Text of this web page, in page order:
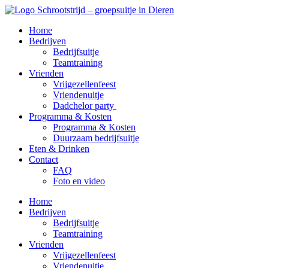
Ga
inhoud
Home
Bedrijven
Bedrijfsuitje
Teamtraining
Vrienden
Vrijgezellenfeest
Vriendenuitje
Dadchelor party
Programma & Kosten
Programma & Kosten
Duurzaam bedrijfsuitje
Eten & Drinken
Contact
FAQ
Foto en video
Home
Bedrijven
Bedrijfsuitje
Teamtraining
Vrienden
Vrijgezellenfeest
Vriendenuitje